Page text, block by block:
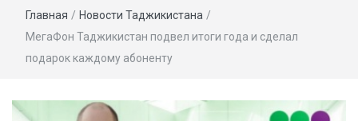
Главная / Новости Таджикистана /
МегаФон Таджикистан подвел итоги года и сделал
подарок каждому абоненту